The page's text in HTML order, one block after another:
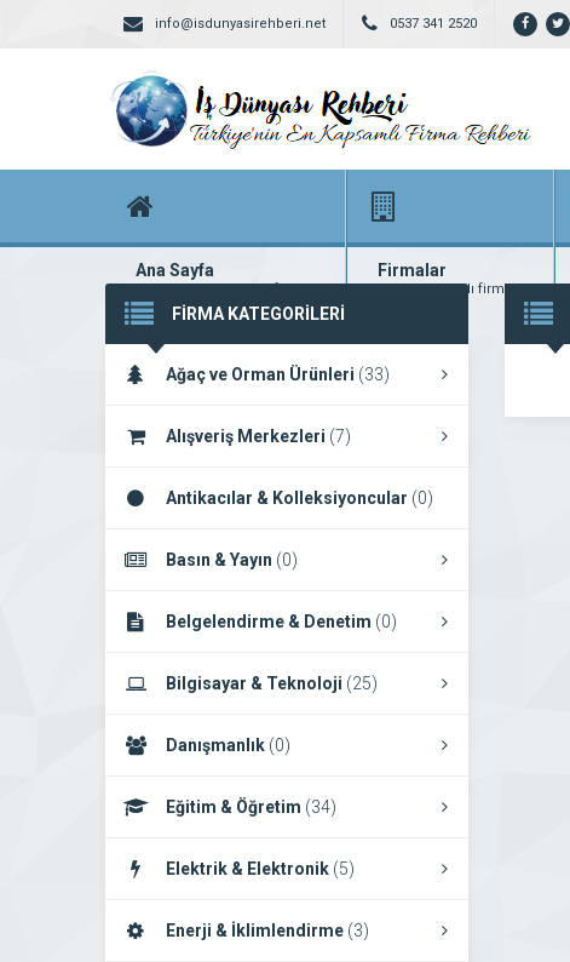
info@isdunyasirehberi.net 0537 341 2520
Ana Sayfa
Firma rehberi ana sayfanız
Firmalar
Yüzlerce kayıtlı firma
FİRMA KATEGORİLERİ
Ağaç ve Orman Ürünleri (33)
Alışveriş Merkezleri (7)
Antikacılar & Kolleksiyoncular (0)
Basın & Yayın (0)
Belgelendirme & Denetim (0)
Bilgisayar & Teknoloji (25)
Danışmanlık (0)
Eğitim & Öğretim (34)
Elektrik & Elektronik (5)
Enerji & İklimlendirme (3)